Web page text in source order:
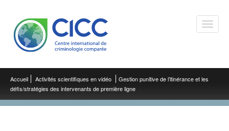
Toggle
Accueil Activités scientifiques en vidéo
Gestion punitive de l’itinérance et les
défis/stratégies des intervenants de première ligne